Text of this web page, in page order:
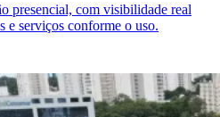
presencial, com visibilidade real
e serviços conforme o uso.